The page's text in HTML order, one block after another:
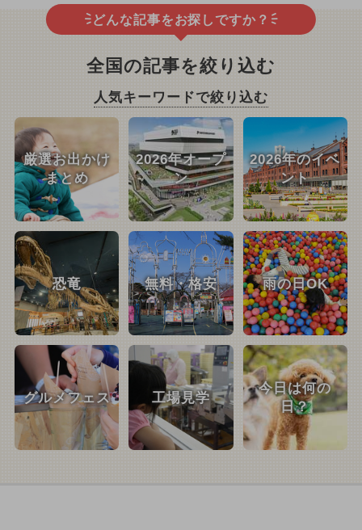
どんな記事をお探しですか？
全国の記事を絞り込む
人気キーワードで絞り込む
厳選お出かけ
まとめ
2026年オープ
ン
2026年のイベ
ント
恐竜 無料・格安 雨の日OK
グルメフェス 工場見学
今日は何の
日？